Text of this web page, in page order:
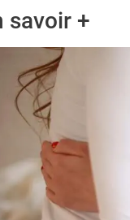
savoir +